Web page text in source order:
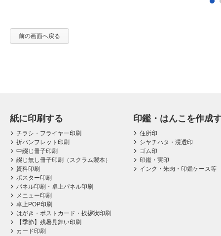
前の画面へ戻る
紙に印刷する
チラシ・フライヤー印刷
折パンフレット印刷
中綴じ冊子印刷
綴じ無し冊子印刷（スクラム製本）
資料印刷
ポスター印刷
パネル印刷・卓上パネル印刷
メニュー印刷
卓上POP印刷
はがき・ポストカード・挨拶状印刷
【季節】残暑見舞い印刷
カード印刷
印鑑・はんこを作成
住所印
シヤチハタ・浸透印
ゴム印
印鑑・実印
インク・朱肉・印鑑ケース等